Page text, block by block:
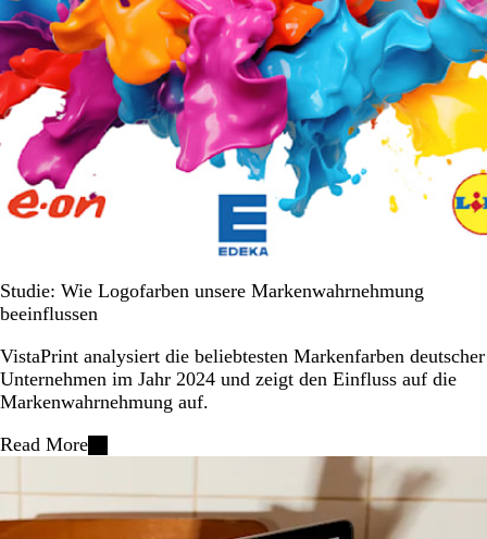
Studie: Wie Logofarben unsere Markenwahrnehmung
beeinflussen
VistaPrint analysiert die beliebtesten Markenfarben deutscher
Unternehmen im Jahr 2024 und zeigt den Einfluss auf die
Markenwahrnehmung auf.
Read More